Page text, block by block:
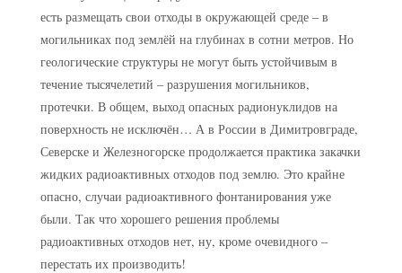
есть размещать свои отходы в окружающей среде – в
могильниках под землёй на глубинах в сотни метров. Но
геологические структуры не могут быть устойчивым в
течение тысячелетий – разрушения могильников,
протечки. В общем, выход опасных радионуклидов на
поверхность не исключён… А в России в Димитровграде,
Северске и Железногорске продолжается практика закачки
жидких радиоактивных отходов под землю. Это крайне
опасно, случаи радиоактивного фонтанирования уже
были. Так что хорошего решения проблемы
радиоактивных отходов нет, ну, кроме очевидного –
перестать их производить!